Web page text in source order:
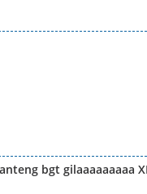
bgt gilaaaaaaaaa